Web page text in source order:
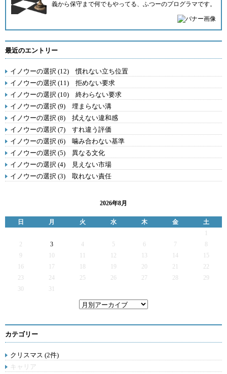
義から保守まで何でもやってる、ふつーのプログラマです。
最近のエントリー
イノウーの選択 (12) 慣れない立ち位置
イノウーの選択 (11) 拒めない要求
イノウーの選択 (10) 終わらない要求
イノウーの選択 (9) 埋まらない溝
イノウーの選択 (8) 拭えない違和感
イノウーの選択 (7) すれ違う評価
イノウーの選択 (6) 噛み合わない基準
イノウーの選択 (5) 異なる文化
イノウーの選択 (4) 見えない市場
イノウーの選択 (3) 取れない責任
2026年8月
日 月 火 水 木 金
土
2
3 4 5 6 7
9
12 13 14
15
16
17 19 20 21
22
23
24 25 26 27 28
29
30
31
カテゴリー
クリスマス (2件)
キャリア